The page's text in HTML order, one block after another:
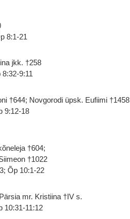
8:1-21
jkk. †258
9:11
†644; Novgorodi üpsk. Eufiimi †1458
9:12-18
†604;
†1022
Õp 10:1-22
mr. Kristiina †IV s.
10:31-11:12